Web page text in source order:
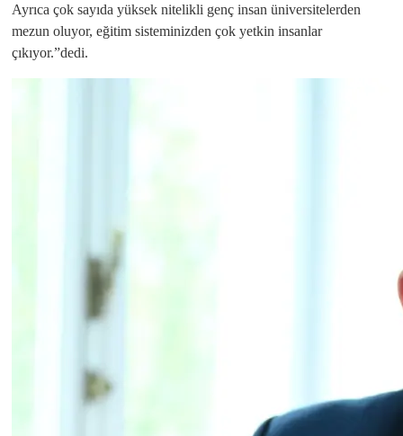
Ayrıca çok sayıda yüksek nitelikli genç insan üniversitelerden
mezun oluyor, eğitim sisteminizden çok yetkin insanlar
çıkıyor.”dedi.